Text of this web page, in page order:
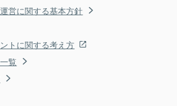
営に関する基本方針
トに関する考え方
覧